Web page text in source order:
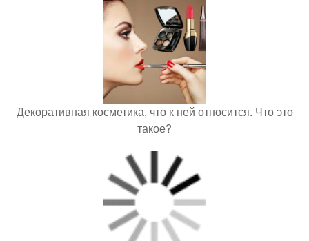
Декоративная косметика, что к ней относится. Что это
такое?